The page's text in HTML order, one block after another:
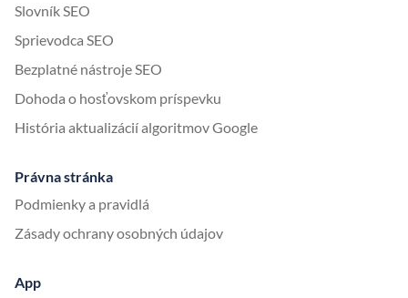
Slovník SEO
Sprievodca SEO
Bezplatné nástroje SEO
Dohoda o hosťovskom príspevku
História aktualizácií algoritmov Google
Právna stránka
Podmienky a pravidlá
Zásady ochrany osobných údajov
App